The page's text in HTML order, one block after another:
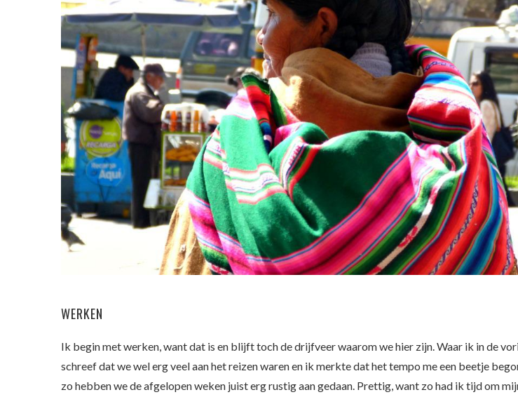
WERKEN
Ik begin met werken, want dat is en blijft toch de drijfveer waarom we hier zijn. Waar ik in de
schreef dat we wel erg veel aan het reizen waren en ik merkte dat het tempo me een beetje
zo hebben we de afgelopen weken juist erg rustig aan gedaan. Prettig, want zo had ik tijd om